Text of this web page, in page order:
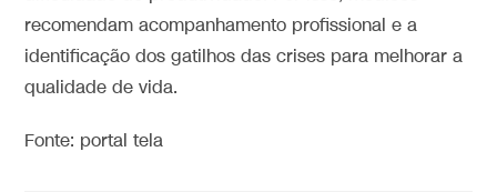
recomendam acompanhamento profissional e a
identificação dos gatilhos das crises para melhorar a
qualidade de vida.
Fonte: portal tela